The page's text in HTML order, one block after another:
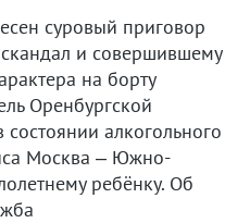
суровый приговор
и совершившему
на борту
Оренбургской
алкогольного
Москва – Южно-
ребёнку. Об